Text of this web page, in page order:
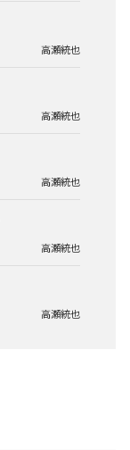
高瀬統也
高瀬統也
高瀬統也
高瀬統也
高瀬統也